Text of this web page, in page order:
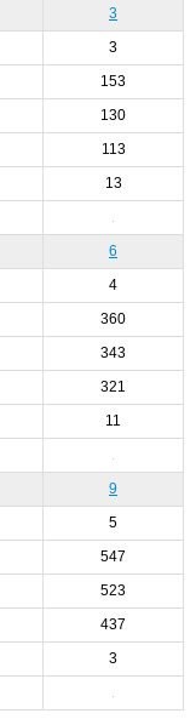
3
3
153
130
113
13
6
4
360
343
321
11
9
5
547
523
437
3